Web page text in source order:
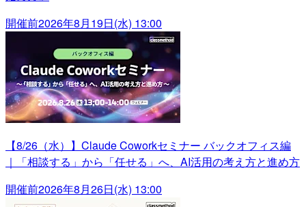
開催前2026年8月19日(水) 13:00
【8/26（水）】Claude Coworkセミナー バックオフィス編
｜「相談する」から「任せる」へ、AI活用の考え方と進め方
開催前2026年8月26日(水) 13:00